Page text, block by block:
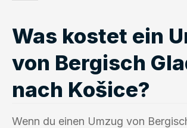
Was kostet ein
von Bergisch
nach Košice?
Wenn du einen Umzug von